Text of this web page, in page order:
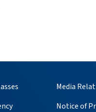
Media
Notice of